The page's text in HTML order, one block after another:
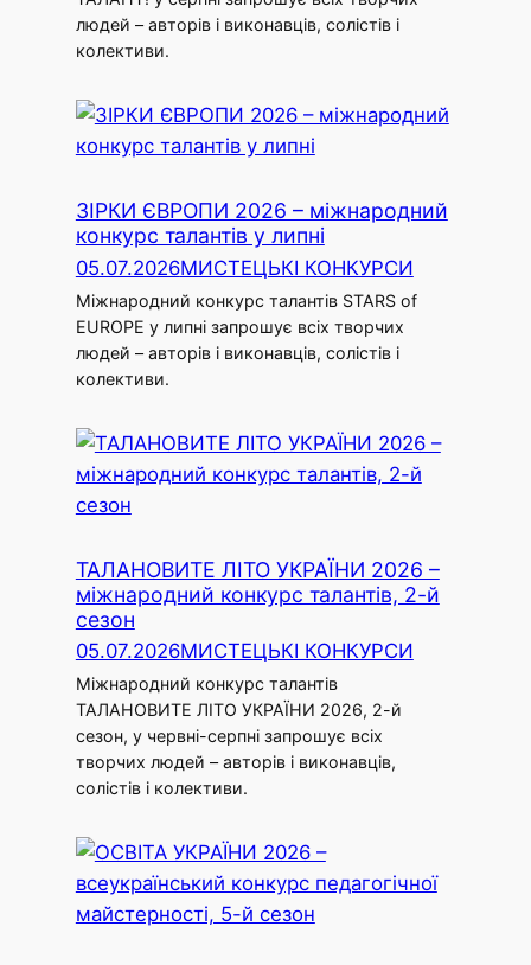
людей – авторів і виконавців, солістів і
колективи.
ЗІРКИ ЄВРОПИ 2026 – міжнародний
конкурс талантів у липні
05.07.2026МИСТЕЦЬКІ КОНКУРСИ
Міжнародний конкурс талантів STARS of
EUROPE у липні запрошує всіх творчих
людей – авторів і виконавців, солістів і
колективи.
ТАЛАНОВИТЕ ЛІТО УКРАЇНИ 2026 –
міжнародний конкурс талантів, 2-й
сезон
05.07.2026МИСТЕЦЬКІ КОНКУРСИ
Міжнародний конкурс талантів
ТАЛАНОВИТЕ ЛІТО УКРАЇНИ 2026, 2-й
сезон, у червні-серпні запрошує всіх
творчих людей – авторів і виконавців,
солістів і колективи.